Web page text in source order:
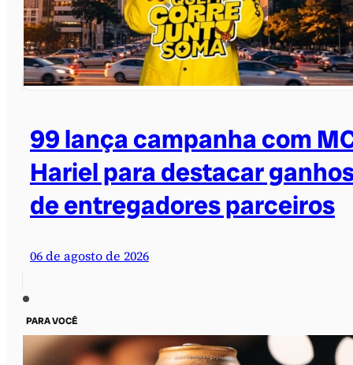
99 lança campanha com
Hariel para destacar
de entregadores parceiros
06 de agosto de 2026
PARA VOCÊ